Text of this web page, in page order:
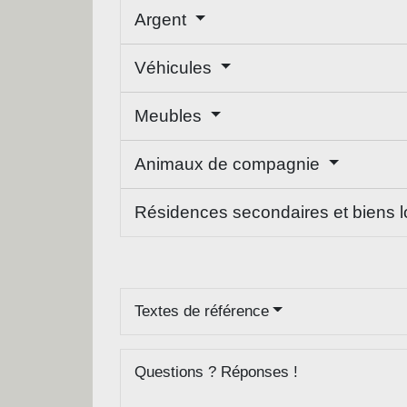
Argent
Véhicules
Meubles
Animaux de compagnie
Résidences secondaires et biens
Textes de référence
Questions ? Réponses !